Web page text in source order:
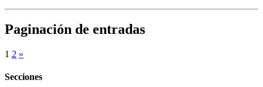
Paginación de entradas
1 2 »
Secciones